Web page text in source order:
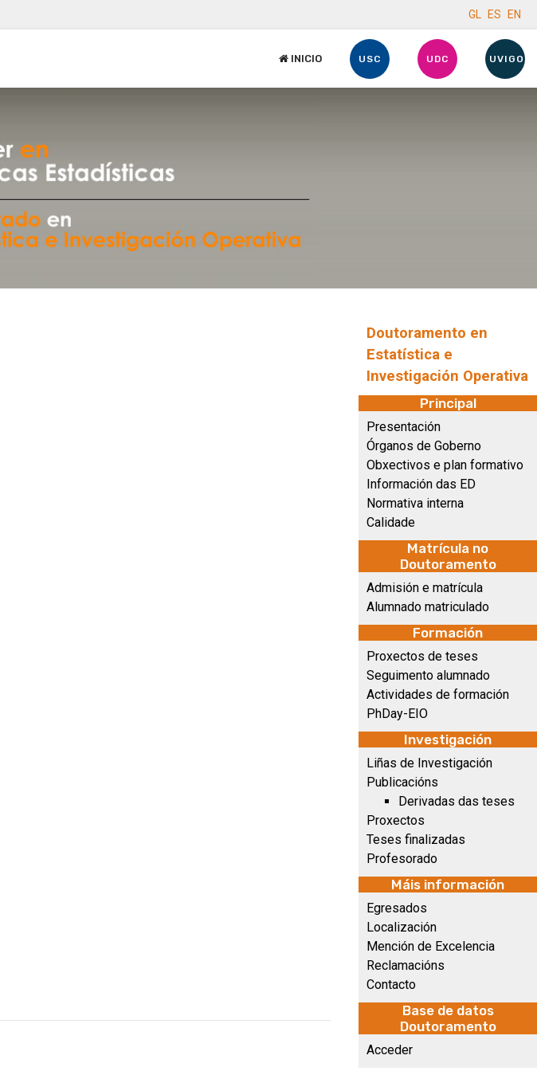
GL ES EN
INICIO USC UDC UVIGO
Doutoramento en
Estatística e
Investigación Operativa
Principal
Presentación
Órganos de Goberno
Obxectivos e plan formativo
Información das ED
Normativa interna
Calidade
Matrícula no
Doutoramento
Admisión e matrícula
Alumnado matriculado
Formación
Proxectos de teses
Seguimento alumnado
Actividades de formación
PhDay-EIO
Investigación
Liñas de Investigación
Publicacións
Derivadas das teses
Proxectos
Teses finalizadas
Profesorado
Máis información
Egresados
Localización
Mención de Excelencia
Reclamacións
Contacto
Base de datos
Doutoramento
Acceder